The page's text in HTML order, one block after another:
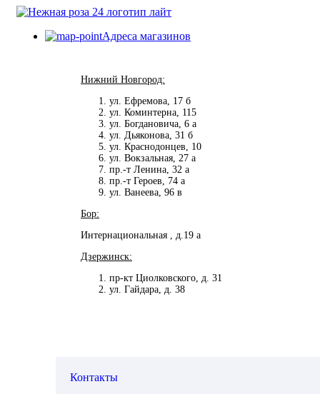
Адреса магазинов
Нижний Новгород:
ул. Ефремова, 17 б
ул. Коминтерна, 115
ул. Богдановича, 6 а
ул. Дьяконова, 31 б
ул. Краснодонцев, 10
ул. Вокзальная, 27 а
пр.-т Ленина, 32 а
пр.-т Героев, 74 а
ул. Ванеева, 96 в
Бор:
Интернациональная , д.19 а
Дзержинск:
пр-кт Циолковского, д. 31
ул. Гайдара, д. 38
Контакты